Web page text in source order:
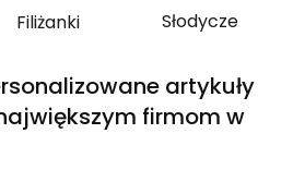
Filiżanki Słodycze
artykuły
firmom w